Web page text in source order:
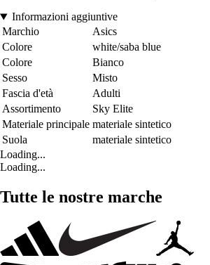
Informazioni aggiuntive
Marchio
Asics
Colore
white/saba blue
Colore
Bianco
Sesso
Misto
Fascia d'età
Adulti
Assortimento
Sky Elite
Materiale principale materiale sintetico
Suola
materiale sintetico
Loading...
Loading...
Tutte le nostre marche